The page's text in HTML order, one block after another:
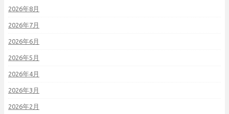
2026年8月
2026年7月
2026年6月
2026年5月
2026年4月
2026年3月
2026年2月